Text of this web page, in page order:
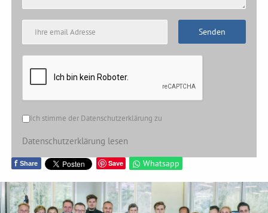
Senden
Ich stimme der Datenschutzerklärung zu
Datenschutzerklärung lesen
f Share Save Whatsapp